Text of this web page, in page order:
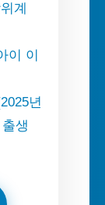
계
이 이
년
생